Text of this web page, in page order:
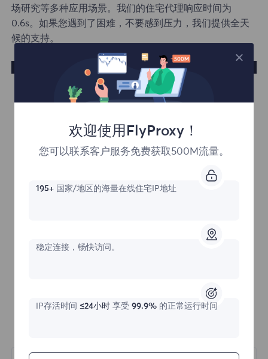
场研究等多种应用场景。我们的住宅代理响应时间为
0.6s。如果您遇到了困难，不要感到压力，我们提供全天
候的支持。
欢迎使用FlyProxy！
您可以联系客户服务免费获取500M流量。
195+国家/地区的海量在线住宅IP地址
稳定连接，畅快访问。
IP存活时间 ≤24小时享受 99.9%的正常运行时间